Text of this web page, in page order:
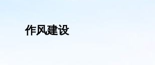
作风建设